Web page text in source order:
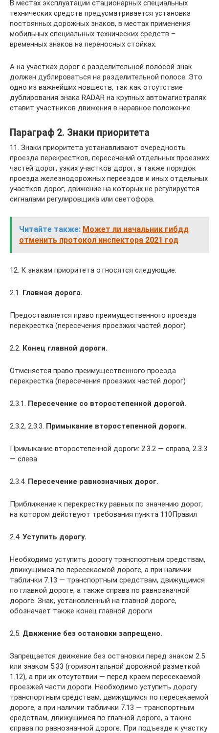
В местах эксплуатации стационарных специальных
технических средств предусматривается установка
постоянных дорожных знаков, в местах применения
мобильных специальных технических средств –
временных знаков на переносных стойках.
А на участках дорог с разделительной полосой знак
должен дублироваться на разделительной полосе. Это
одно из важнейших новшеств, так как отсутствие
дублирования знака RADAR на крупных автомагистралях
ставит участников движения в неравное положение.
Параграф 2. Знаки приоритета
11. Знаки приоритета устанавливают очередность
проезда перекрестков, пересечений отдельных проезжих
частей дорог, узких участков дорог, а также порядок
проезда железнодорожных переездов и иных отдельных
участков дорог, движение на которых не регулируется
сигналами регулировщика или светофора.
Читайте также: Может ли начальник гибдд
отменить протокол инспектора 2021 год
12. К знакам приоритета относятся следующие:
2.1. Главная дорога.
Предоставляется право преимущественного проезда
перекрестка (пересечения проезжих частей дорог)
2.2. Конец главной дороги.
Отменяется право преимущественного проезда
перекрестка (пересечения проезжих частей дорог)
2.3.1. Пересечение со второстепенной дорогой.
2.3.2, 2.3.3. Примыкание второстепенной дороги.
Примыкание второстепенной дороги: 2.3.2 — справа, 2.3.3
— слева
2.3.4. Пересечение равнозначных дорог.
Приближение к перекрестку равных по значению дорог,
на котором действуют требования пункта 110Правил
2.4. Уступить дорогу.
Необходимо уступить дорогу транспортным средствам,
движущимся по пересекаемой дороге, а при наличии
таблички 7.13 — транспортным средствам, движущимся
по главной дороге, а также справа по равнозначной
дороге. Знак, установленный на главной дороге,
обозначает также конец главной дороги
2.5. Движение без остановки запрещено.
Запрещается движение без остановки перед знаком 2.5
или знаком 5.33 (горизонтальной дорожной разметкой
1.12), а при их отсутствии — перед краем пересекаемой
проезжей части дороги. Необходимо уступить дорогу
транспортным средствам, движущимся по пересекаемой
дороге, а при наличии таблички 7.13 — транспортным
средствам, движущимся по главной дороге, а также
справа по равнозначной дороге. При подъезде к участку